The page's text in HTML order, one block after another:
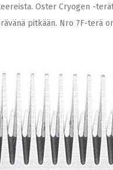
Oster Cryogen -
pitkään. Nro 7F-terä